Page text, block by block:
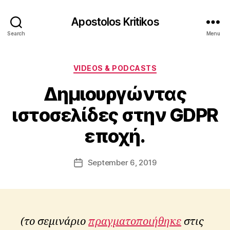
Search
Apostolos Kritikos
Menu
Categories
VIDEOS & PODCASTS
Δημιουργώντας
ιστοσελίδες στην GDPR
εποχή.
Post
author
B
A
p
o
s
t
o
o
K
k
PostSeptember 6, 2019
(το σεμινάριο πραγματοποιήθηκε στις